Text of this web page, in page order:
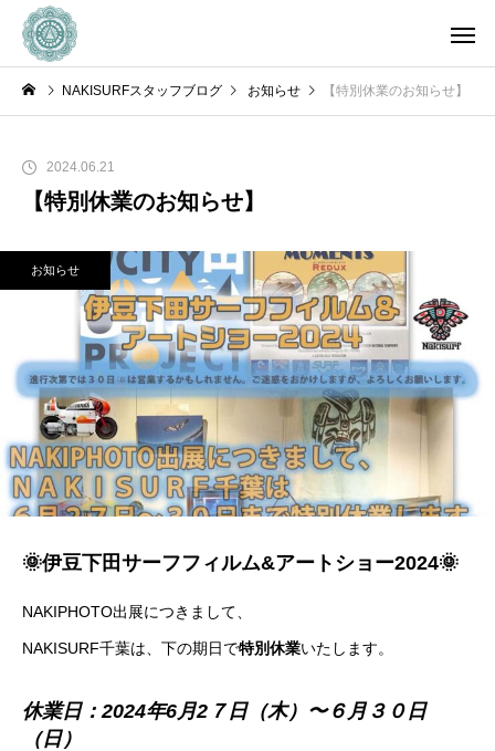
NAKISURFスタッフブログ お知らせ 【特別休業のお知らせ】
2024.06.21
【特別休業のお知らせ】
お知らせ
🌞伊豆下田サーフフィルム&アートショー2024🌞
NAKIPHOTO出展につきまして、
NAKISURF千葉は、下の期日で特別休業いたします。
休業日：2024年6月2７日（木）〜６月３０日
（日）